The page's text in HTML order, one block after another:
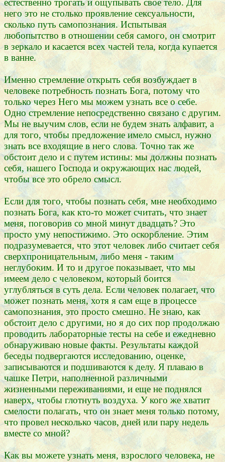
естественно трогать и ощупывать свое тело. Для
него это не столько проявление сексуальности,
сколько путь самопознания. Испытывая
любопытство в отношении себя самого, он смотрит
в зеркало и касается всех частей тела, когда купается
в ванне.
Именно стремление открыть себя возбуждает в
человеке потребность познать Бога, потому что
только через Него мы можем узнать все о себе.
Одно стремление непосредственно связано с другим.
Мы не выучим слов, если не будем знать алфавит, а
для того, чтобы предложение имело смысл, нужно
знать все входящие в него слова. Точно так же
обстоит дело и с путем истины: мы должны познать
себя, нашего Господа и окружающих нас людей,
чтобы все это обрело смысл.
Если для того, чтобы познать себя, мне необходимо
познать Бога, как кто-то может считать, что знает
меня, поговорив со мной минут двадцать? Это
просто уму непостижимо. Это оскорбление. Этим
подразумевается, что этот человек либо считает себя
сверхпроницательным, либо меня - таким
неглубоким. И то и другое показывает, что мы
имеем дело с человеком, который боится
углубляться в суть дела. Если человек полагает, что
может познать меня, хотя я сам еще в процессе
самопознания, это просто смешно. Не знаю, как
обстоит дело с другими, но я до сих пор продолжаю
проводить лабораторные тесты на себе и ежедневно
обнаруживаю новые факты. Результаты каждой
беседы подвергаются исследованию, оценке,
записываются и подшиваются к делу. Я плаваю в
чашке Петри, наполненной различными
жизненными переживаниями, и еще не поднялся
наверх, чтобы глотнуть воздуха. У кого же хватит
смелости полагать, что он знает меня только потому,
что провел несколько часов, дней или пару недель
вместе со мной?
Как вы можете узнать меня, взрослого человека, не